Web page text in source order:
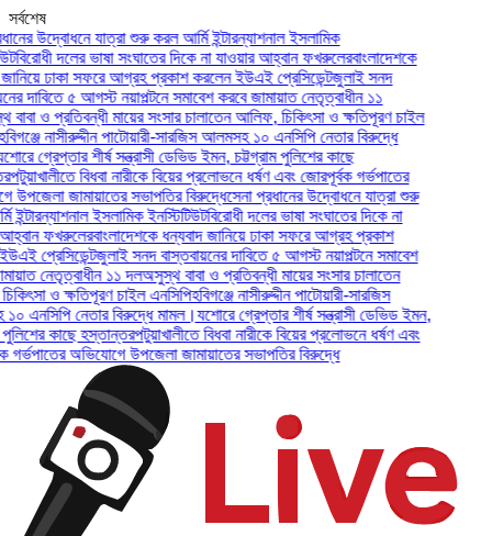
সর্বশেষ
উদ্বোধনে যাত্রা শুরু করল আর্মি ইন্টারন্যাশনাল ইসলামিক
দলের ভাষা সংঘাতের দিকে না যাওয়ার আহ্বান ফখরুলেরবাংলাদেশকে
ঢাকা সফরে আগ্রহ প্রকাশ করলেন ইউএই প্রেসিডেন্টজুলাই সনদ
৫ আগস্ট নয়াপল্টনে সমাবেশ করবে জামায়াত নেতৃত্বাধীন ১১
ও প্রতিবন্ধী মায়ের সংসার চালাতেন আলিফ, চিকিৎসা ও ক্ষতিপূরণ চাইল
নাসীরুদ্দীন পাটোয়ারী-সারজিস আলমসহ ১০ এনসিপি নেতার বিরুদ্ধে
গ্রেপ্তার শীর্ষ সন্ত্রাসী ডেভিড ইমন, চট্টগ্রাম পুলিশের কাছে
বিধবা নারীকে বিয়ের প্রলোভনে ধর্ষণ এবং জোরপূর্বক গর্ভপাতের
জামায়াতের সভাপতির বিরুদ্ধেসেনা প্রধানের উদ্বোধনে যাত্রা শুরু
ইসলামিক ইনস্টিটিউটবিরোধী দলের ভাষা সংঘাতের দিকে না
ফখরুলেরবাংলাদেশকে ধন্যবাদ জানিয়ে ঢাকা সফরে আগ্রহ প্রকাশ
জুলাই সনদ বাস্তবায়নের দাবিতে ৫ আগস্ট নয়াপল্টনে সমাবেশ
নেতৃত্বাধীন ১১ দলঅসুস্থ বাবা ও প্রতিবন্ধী মায়ের সংসার চালাতেন
ও ক্ষতিপূরণ চাইল এনসিপিহবিগঞ্জে নাসীরুদ্দীন পাটোয়ারী-সারজিস
নেতার বিরুদ্ধে মামল।যশোরে গ্রেপ্তার শীর্ষ সন্ত্রাসী ডেভিড ইমন,
কাছে হস্তান্তরপটুয়াখালীতে বিধবা নারীকে বিয়ের প্রলোভনে ধর্ষণ এবং
অভিযোগে উপজেলা জামায়াতের সভাপতির বিরুদ্ধে